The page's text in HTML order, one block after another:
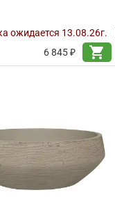
ожидается 13.08.26г.
6 845 ₽
shopping_cart